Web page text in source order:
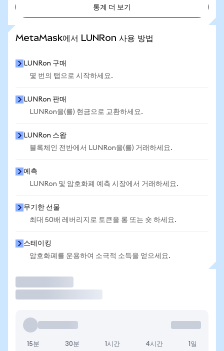
통계 더 보기
MetaMask에서 LUNRon 사용 방법
LUNRon 구매
몇 번의 탭으로 시작하세요.
LUNRon 판매
LUNRon을(를) 현금으로 교환하세요.
LUNRon 스왑
블록체인 전반에서 LUNRon을(를) 거래하세요.
예측
LUNRon 및 암호화폐 예측 시장에서 거래하세요.
무기한 선물
최대 50배 레버리지로 토큰을 롱 또는 숏 하세요.
스테이킹
암호화폐를 운용하여 소극적 소득을 얻으세요.
15분 30분 1시간 4시간 1일